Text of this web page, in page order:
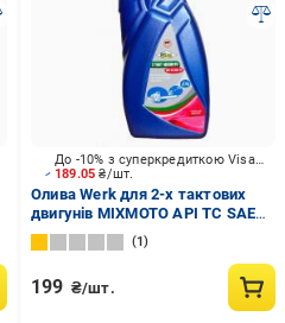
189.05₴/шт.
До -10% з суперкредиткою Visa Вигода
Олива Werk для 2-х тактових
двигунів MIXMOTO API TC SAE
40
1
199 ₴/шт.